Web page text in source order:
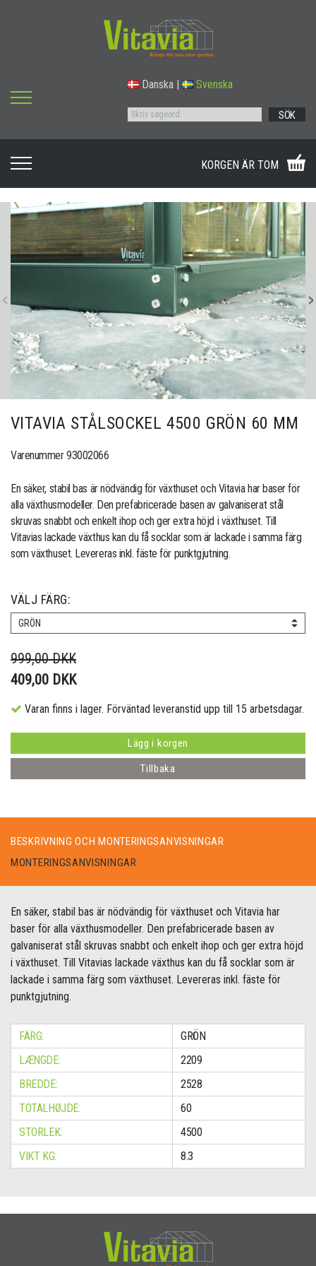
Danska Svenska
SÖK
KORGEN ÄR TOM
VITAVIA STÅLSOCKEL 4500 GRÖN 60 MM
Varenummer 93002066
En säker, stabil bas är nödvändig för växthuset och Vitavia har baser för
alla växthusmodeller. Den prefabricerade basen av galvaniserat stål
skruvas snabbt och enkelt ihop och ger extra höjd i växthuset. Till
Vitavias lackade växthus kan du få socklar som är lackade i samma färg
som växthuset. Levereras inkl. fäste för punktgjutning.
VÄLJ FÄRG:
GRÖN
999,00 DKK
409,00 DKK
Varan finns i lager. Förväntad leveranstid upp till 15 arbetsdagar.
Lägg i korgen
Tillbaka
BESKRIVNING OCH MONTERINGSANVISNINGAR
MONTERINGSANVISNINGAR
En säker, stabil bas är nödvändig för växthuset och Vitavia har
baser för alla växthusmodeller. Den prefabricerade basen av
galvaniserat stål skruvas snabbt och enkelt ihop och ger extra höjd
i växthuset. Till Vitavias lackade växthus kan du få socklar som är
lackade i samma färg som växthuset. Levereras inkl. fäste för
punktgjutning.
FÄRG:
GRÖN
LÆNGDE:
2209
BREDDE:
2528
TOTALHØJDE:
60
STORLEK:
4500
VIKT KG:
8.3